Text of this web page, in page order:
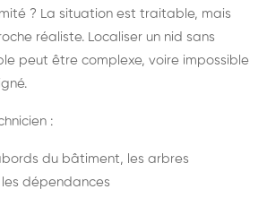
? La situation est traitable, mais
réaliste. Localiser un nid sans
peut être complexe, voire impossible
:
du bâtiment, les arbres
dépendances